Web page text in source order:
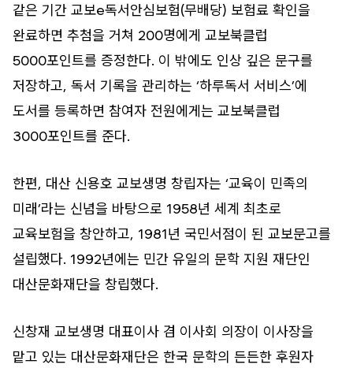
같은 기간 교보e독서안심보험(무배당) 보험료 확인을
완료하면 추첨을 거쳐 200명에게 교보북클럽
5000포인트를 증정한다. 이 밖에도 인상 깊은 문구를
저장하고, 독서 기록을 관리하는 ‘하루독서 서비스’에
도서를 등록하면 참여자 전원에게는 교보북클럽
3000포인트를 준다.
한편, 대산 신용호 교보생명 창립자는 ‘교육이 민족의
미래’라는 신념을 바탕으로 1958년 세계 최초로
교육보험을 창안하고, 1981년 국민서점이 된 교보문고를
설립했다. 1992년에는 민간 유일의 문학 지원 재단인
대산문화재단을 창립했다.
신창재 교보생명 대표이사 겸 이사회 의장이 이사장을
맡고 있는 대산문화재단은 한국 문학의 든든한 후원자